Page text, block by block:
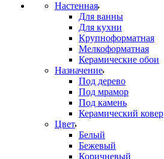
Настенная
Для ванны
Для кухни
Крупноформатная
Мелкоформатная
Керамические обои
Назначение
Под дерево
Под мрамор
Под камень
Керамический ковер
Цвет
Белый
Бежевый
Коричневый